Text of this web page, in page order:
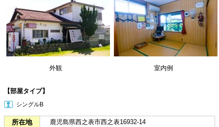
外観 室内例
【部屋タイプ】
シングルB
所在地 鹿児島県西之表市西之表16932-14